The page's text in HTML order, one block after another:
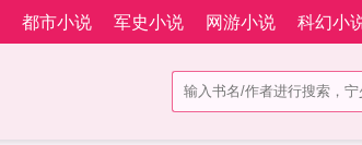
都市小说 军史小说 网游小说 科幻小